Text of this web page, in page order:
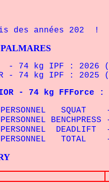
années 202 !
- 74 kg IPF : 2026
- 74 kg IPF : 2025
- 74 kg FFForce :
SQUAT - 74
-
DEADLIFT -
TOTAL -